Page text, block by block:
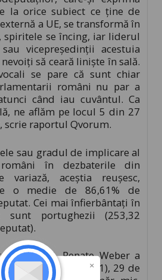
la orice subiect ce ţine de
a UE, se transformă în
spiritele se încing, iar liderul
sau vicepreşedinţii acestuia
să ceară linişte în sală.
se pare că sunt chiar
români nu par a
când iau cuvântul. Ca
ne aflăm pe locul 5 din 27
scrie raportul Qvorum.
sau gradul de implicare al
în dezbaterile din
variază, aceştia reuşesc,
o medie de 86,61% de
Cei mai înfierbântaţi în
sunt portughezii (253,32
români, Renate Weber a
mandat (2009-2011), 29 de